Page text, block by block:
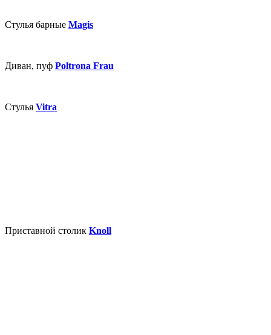
Стулья барные Magis
Диван, пуф Poltrona Frau
Стулья Vitra
Приставной столик Knoll